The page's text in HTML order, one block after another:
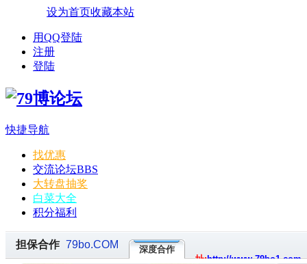
设为首页收藏本站
用QQ登陆
注册
登陆
快捷导航
找优惠
交流论坛BBS
大转盘抽奖
白菜大全
积分福利